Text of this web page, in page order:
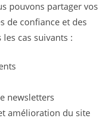
pouvons partager vos
de confiance et des
cas suivants :
newsletters
amélioration du site